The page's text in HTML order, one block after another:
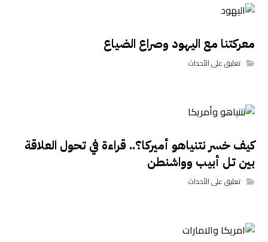
معركتنا مع اليهود وصراع الضياع
تعليق على الأحداث
كيف خسر نتنياهو أميركا؟.. قراءة في تحول العلاقة
بين تل أبيب وواشنطن
تعليق على الأحداث